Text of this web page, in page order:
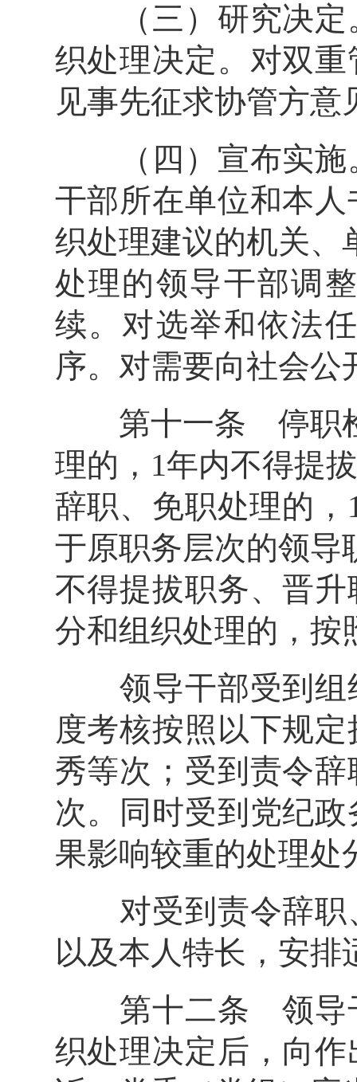
（三）研究决定
织处理决定。对双
见事先征求协管方意
（四）宣布实施
干部所在单位和本
织处理建议的机关、
处理的领导干部调
续。对选举和依法
序。对需要向社会公
第十一条 停职检
理的，1年内不得提
辞职、免职处理的
于原职务层次的领导
不得提拔职务、晋
分和组织处理的，按
领导干部受到组
度考核按照以下规
秀等次；受到责令
次。同时受到党纪
果影响较重的处理处
对受到责令辞职
以及本人特长，安排
第十二条 领导干
织处理决定后，向